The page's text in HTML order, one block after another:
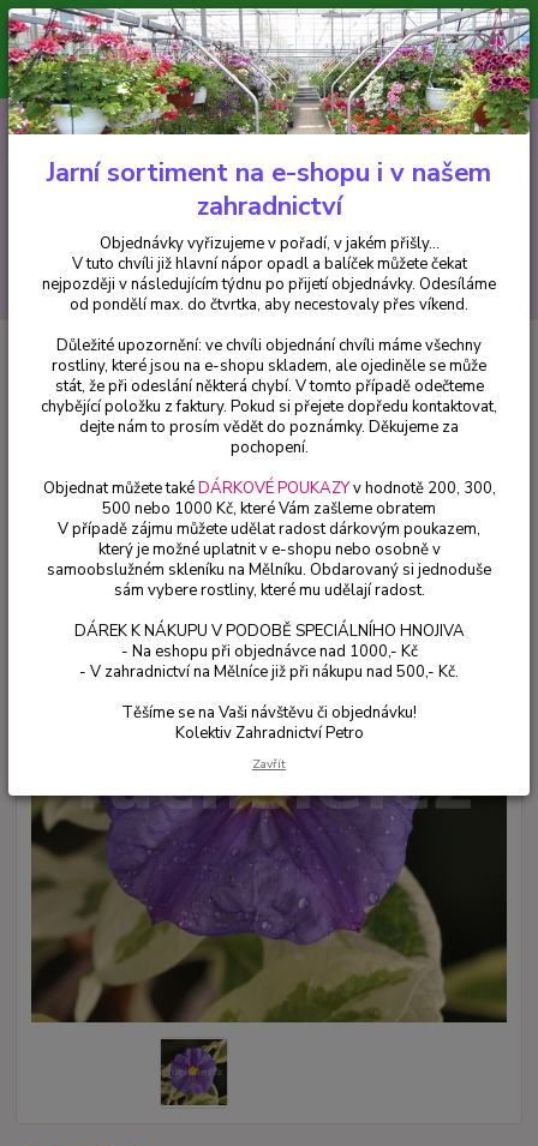
Minimální hodnota pro odeslání z e-shopu je 300 Kč.
V tuto chvíli již hlavní nápor objednávek opadl a balíček můžete čekat
nejpozději v následujícím týdnu po přijetí objednávky. Objednávky
vyřizujeme v pořadí, v jakém přišly...
CZK
Hledat
+420 602 223 614 0ks
za0 Kč
Balkónové rostliny
Solanum rant. Hořcový stromek panašovaný -
cena za kus v 3-kusovém balení
Solanum rant. Hořcový stromek
panašovaný - cena za kus v 3-
kusovém balení
Jarní sortiment na e-shopu i v našem
zahradnictví
Objednávky vyřizujeme v pořadí, v jakém přišly...
V tuto chvíli již hlavní nápor opadl a balíček můžete čekat
nejpozději v následujícím týdnu po přijetí objednávky. Odesíláme
od pondělí max. do čtvrtka, aby necestovaly přes víkend.
Důležité upozornění: ve chvíli objednání chvíli máme všechny
rostliny, které jsou na e-shopu skladem, ale ojediněle se může
stát, že při odeslání některá chybí. V tomto případě odečteme
chybějící položku z faktury. Pokud si přejete dopředu kontaktovat,
dejte nám to prosím vědět do poznámky. Děkujeme za
pochopení.
Objednat můžete takéDÁRKOVÉ POUKAZYv hodnotě 200, 300,
500 nebo 1000 Kč, které Vám zašleme obratem
V případě zájmu můžete udělat radost dárkovým poukazem,
který je možné uplatnit v e-shopu nebo osobně v
samoobslužném skleníku na Mělníku. Obdarovaný si jednoduše
sám vybere rostliny, které mu udělají radost.
DÁREK K NÁKUPU V PODOBĚ SPECIÁLNÍHO HNOJIVA
- Na eshopu při objednávce nad 1000,- Kč
- V zahradnictví na Mělníce již při nákupu nad 500,- Kč.
Těšíme se na Vaši návštěvu či objednávku!
Kolektiv Zahradnictví Petro
Zavřít